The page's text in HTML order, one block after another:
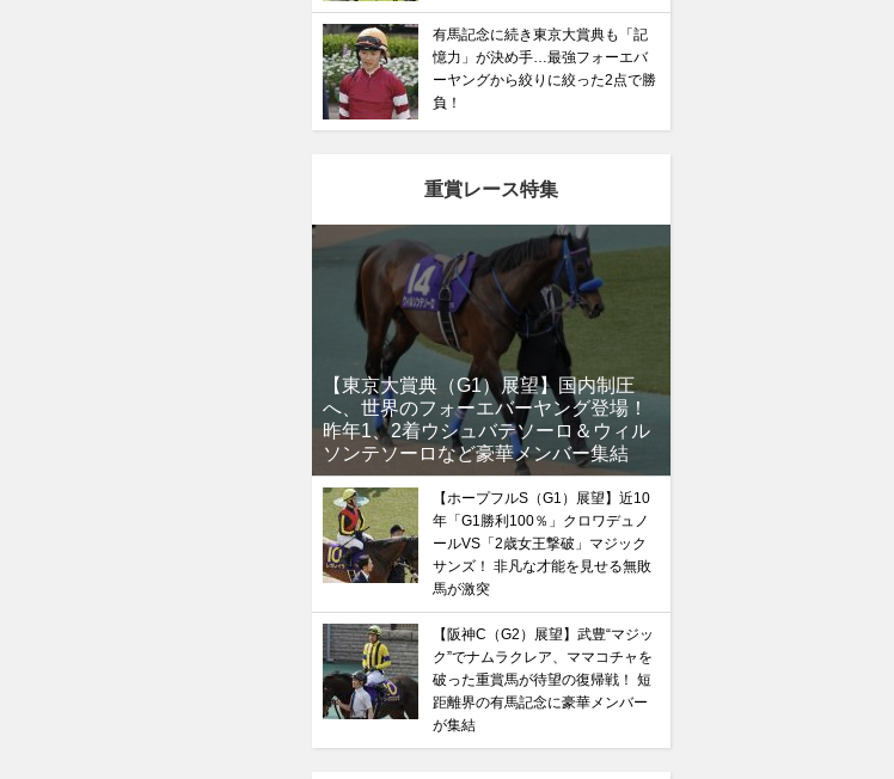
有馬記念に続き東京大賞典も「記
憶力」が決め手…最強フォーエバ
ーヤングから絞りに絞った2点で勝
負！
重賞レース特集
【東京大賞典（G1）展望】国内制圧
へ、世界のフォーエバーヤング登場！
昨年1、2着ウシュバテソーロ＆ウィル
ソンテソーロなど豪華メンバー集結
【ホープフルS（G1）展望】近10
年「G1勝利100％」クロワデュノ
ールVS「2歳女王撃破」マジック
サンズ！ 非凡な才能を見せる無敗
馬が激突
【阪神C（G2）展望】武豊“マジッ
ク”でナムラクレア、ママコチャを
破った重賞馬が待望の復帰戦！ 短
距離界の有馬記念に豪華メンバー
が集結